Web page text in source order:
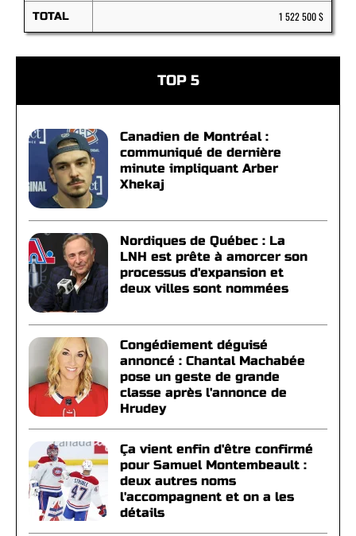
TOTAL 1 522 500 $
TOP 5
Canadien de Montréal :
communiqué de dernière
minute impliquant Arber
Xhekaj
Nordiques de Québec : La
LNH est prête à amorcer son
processus d'expansion et
deux villes sont nommées
Congédiement déguisé
annoncé : Chantal Machabée
pose un geste de grande
classe après l'annonce de
Hrudey
Ça vient enfin d'être confirmé
pour Samuel Montembeault :
deux autres noms
l'accompagnent et on a les
détails